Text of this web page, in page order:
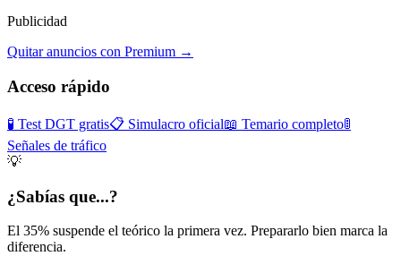
Publicidad
Quitar anuncios con Premium →
Acceso rápido
🧪 Test DGT gratis📋 Simulacro oficial📖 Temario completo🚦
Señales de tráfico
💡
¿Sabías que...?
El 35% suspende el teórico la primera vez. Prepararlo bien marca la
diferencia.